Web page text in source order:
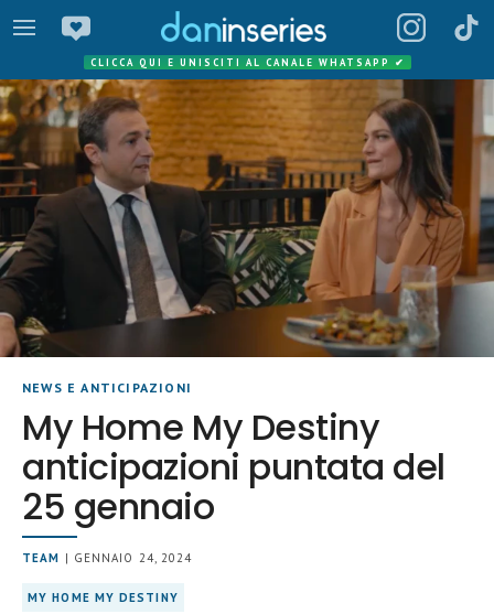
CLICCA QUI E UNISCITI AL CANALE WHATSAPP ✔
NEWS E ANTICIPAZIONI
My Home My Destiny
anticipazioni puntata del
25 gennaio
TEAM | GENNAIO 24, 2024
MY HOME MY DESTINY